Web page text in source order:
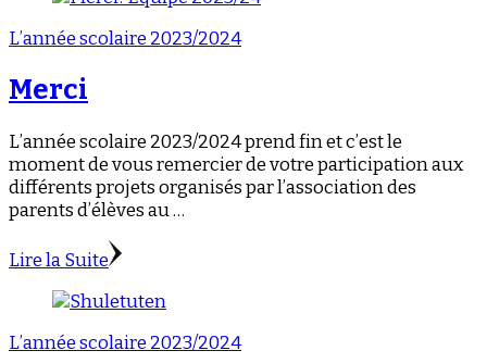
L’année scolaire 2023/2024
Merci
L’année scolaire 2023/2024 prend fin et c’est le
moment de vous remercier de votre participation aux
différents projets organisés par l’association des
parents d’élèves au …
Lire la Suite
L’année scolaire 2023/2024